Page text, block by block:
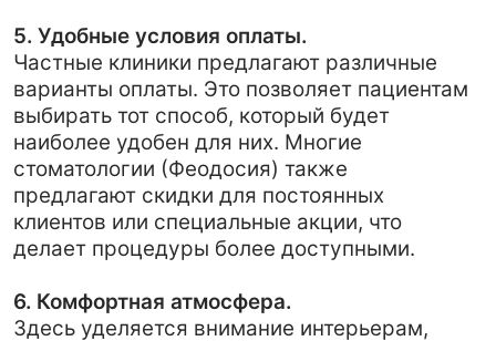
напряжение и страх перед лечением
больного зуба.
Вернуться назад
Вернуться назад
Если вы ищете стоматологию в
Феодосии , которая сочетает доступные
цены с высоким качеством
обслуживания, мы с радостью
приглашаем вас в нашу клинику Твой
стоматолог. Наша команда
профессионалов обеспечит
качественное лечение, индивидуальный
подход и самое главное – комфорт в
Ищите лучшую стоматологию в
Феодосии?